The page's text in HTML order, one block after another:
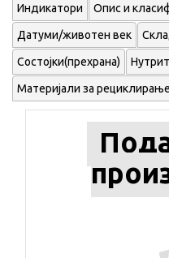
Индикатори Опис и
Датуми/животен век
Состојки(прехрана)
Материјали за рециклирање